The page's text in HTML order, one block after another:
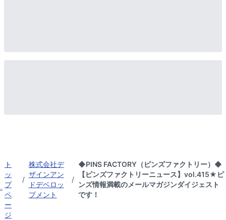
ト
ッ
プ
ペ
ー
ジ
/
株式会社デ
ザインアン
ドデベロッ
プメント
/
◆PINS FACTORY（ピンズファクトリー）◆
【ピンズファクトリーニュース】vol.415★ピ
ンズ情報満載のメールマガジンダイジェスト
です！